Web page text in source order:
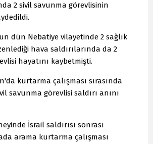
2 sivil savunma görevlisinin
dün Nebatiye vilayetinde 2 sağlık
hava saldırılarında da 2
hayatını kaybetmişti.
kurtarma çalışması sırasında
savunma görevlisi saldırı anını
İsrail saldırısı sonrası
arama kurtarma çalışması